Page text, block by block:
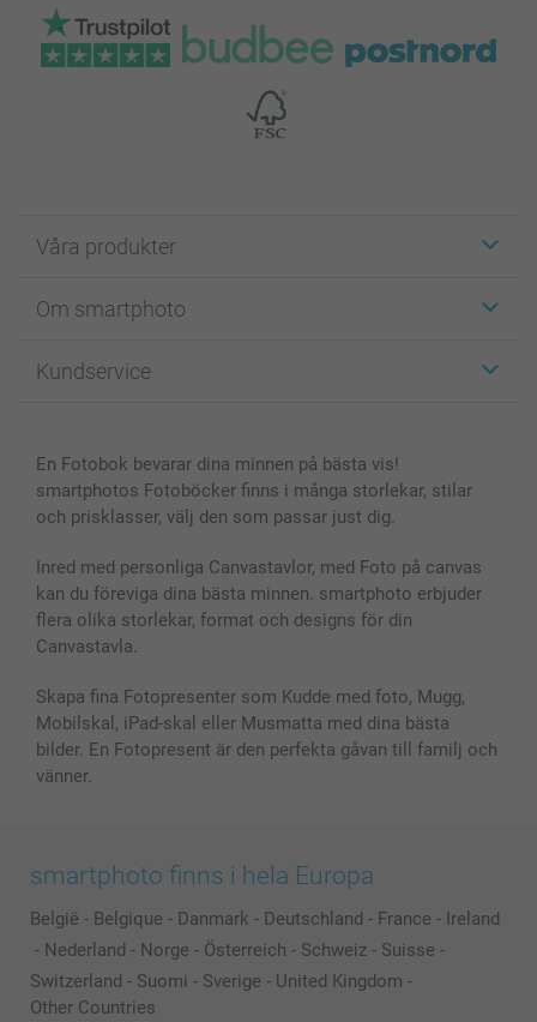
Våra produkter
Fotokort
Fotoböcker
Skal till Mobil & Surfplatta
MyNameBook
Fotoramar & Tillbehör
Presentkort
Alla fotoprodukter
Om smartphoto
För affiliates
Sitemap
Villkor och garantier
Kundservice
smartbonus
Priser & betalning
En Fotobok bevarar dina minnen på bästa vis!
smartphotos Fotoböcker finns i många storlekar, stilar
och prisklasser, välj den som passar just dig.
Inred med personliga Canvastavlor, med Foto på canvas
kan du föreviga dina bästa minnen. smartphoto erbjuder
flera olika storlekar, format och designs för din
Canvastavla.
Skapa fina Fotopresenter som Kudde med foto, Mugg,
Mobilskal, iPad-skal eller Musmatta med dina bästa
bilder. En Fotopresent är den perfekta gåvan till familj och
vänner.
smartphoto finns i hela Europa
België - Belgique - Danmark - Deutschland - France - Ireland
- Nederland - Norge - Österreich - Schweiz - Suisse -
Switzerland - Suomi - Sverige - United Kingdom -
Other Countries